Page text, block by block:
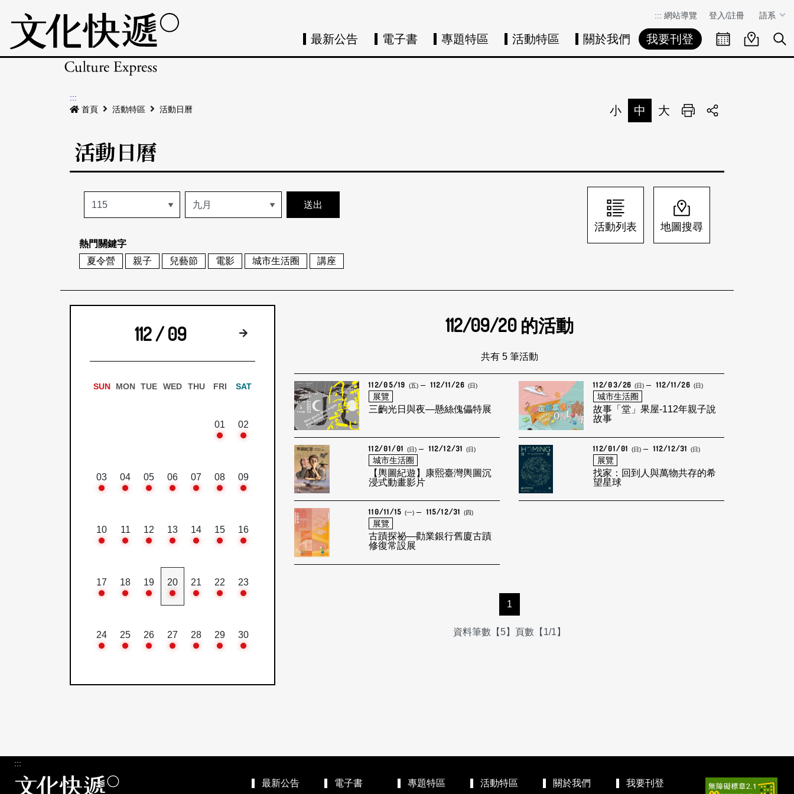
::: 網站導覽 登入/註冊 語系
最新公告 電子書 專題特區 活動特區 關於我們 我要刊登 活動日曆活動地圖展
:::
首頁
活動特區 活動日曆 小 中 大 列印
活動日曆
熱門關鍵字
夏令營
親子 兒藝節 電影 城市生活圈 講座
活動列表 地圖搜尋
112 / 09 下個月
SUN MON TUE WED THU FRI SAT
01 02
03 04 05 06 07 08 09
10 11 12 13 14 15 16
17 18 19 20 21 22 23
24 25 26 27 28 29 30
112/09/20 的活動
共有 5 筆活動
112/05/19 (五) 112/11/26 (日)
展覽
三齣光日與夜—懸絲傀儡特展
112/03/26 (日) 112/11/26 (日)
城市生活圈
故事「堂」果屋-112年親子說
故事
112/01/01 (日) 112/12/31 (日)
城市生活圈
【輿圖紀遊】康熙臺灣輿圖沉
浸式動畫影片
112/01/01 (日) 112/12/31 (日)
展覽
找家：回到人與萬物共存的希
望星球
110/11/15 (一) 115/12/31 (四)
展覽
古蹟探祕—勸業銀行舊廈古蹟
修復常設展
1
資料筆數【5】頁數【1/1】
:::
最新公告 電子書 專題特區 活動特區 關於我們 我要刊登